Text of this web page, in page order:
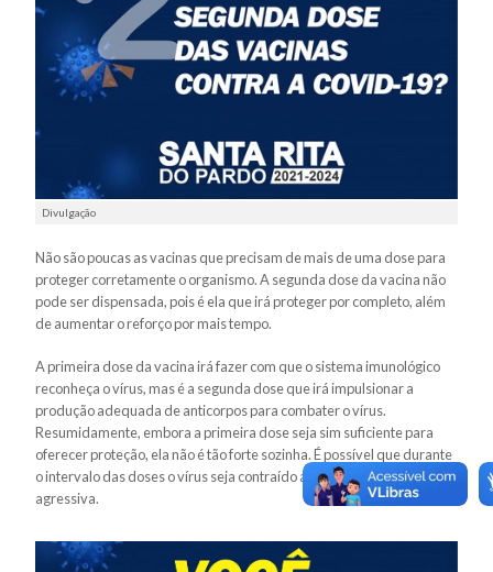
Divulgação
Não são poucas as vacinas que precisam de mais de uma dose para
proteger corretamente o organismo. A segunda dose da vacina não
pode ser dispensada, pois é ela que irá proteger por completo, além
de aumentar o reforço por mais tempo.
A primeira dose da vacina irá fazer com que o sistema imunológico
reconheça o vírus, mas é a segunda dose que irá impulsionar a
produção adequada de anticorpos para combater o vírus.
Resumidamente, embora a primeira dose seja sim suficiente para
oferecer proteção, ela não é tão forte sozinha. É possível que durante
o intervalo das doses o vírus seja contraído ainda de forma
agressiva.